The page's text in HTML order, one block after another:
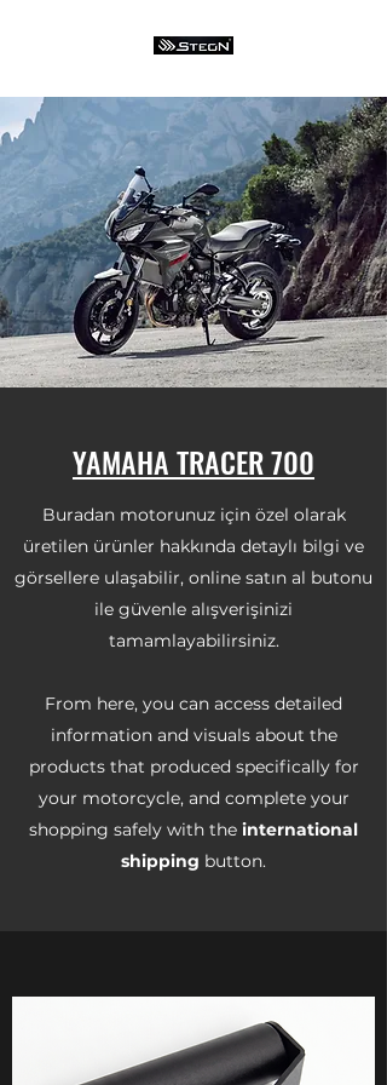
YAMAHA TRACER 700
Buradan motorunuz için özel olarak
üretilen ürünler hakkında detaylı bilgi ve
görsellere ulaşabilir, online satın al butonu
ile güvenle alışverişinizi
tamamlayabilirsiniz.
From here, you can access detailed
information and visuals about the
products that produced specifically for
your motorcycle, and complete your
shopping safely with the international
shipping button.